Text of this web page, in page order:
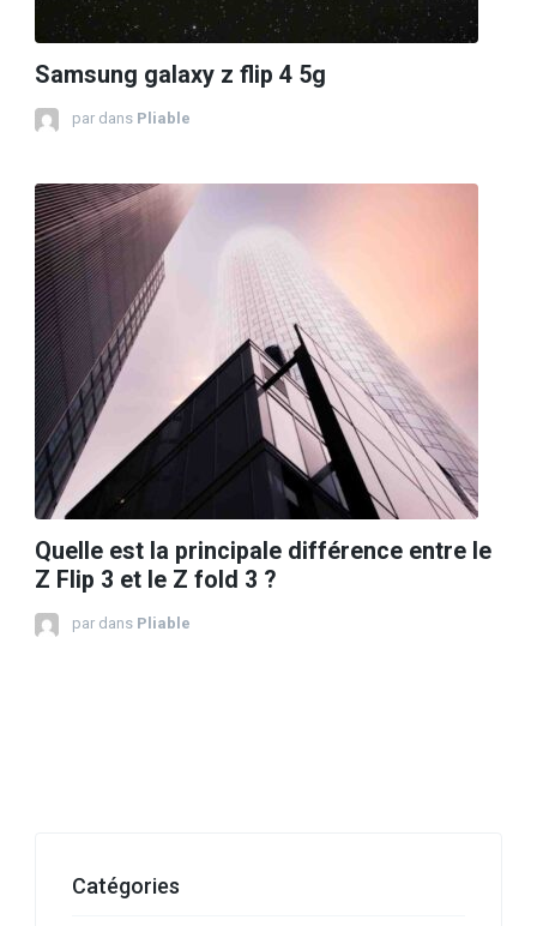
Samsung galaxy z flip 4 5g
par dans Pliable
Quelle est la principale différence entre le
Z Flip 3 et le Z fold 3 ?
par dans Pliable
Catégories